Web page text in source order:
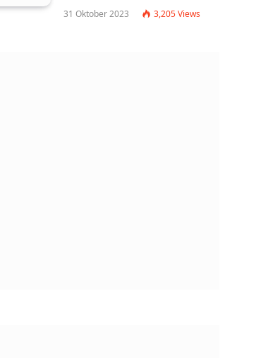
31 Oktober 2023 3,205Views